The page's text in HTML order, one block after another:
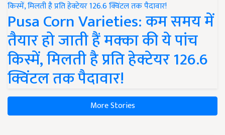
Pusa Corn Varieties: कम समय में
तैयार हो जाती हैं मक्का की ये पांच
किस्में, मिलती है प्रति हेक्टेयर 126.6
क्विंटल तक पैदावार!
More Stories